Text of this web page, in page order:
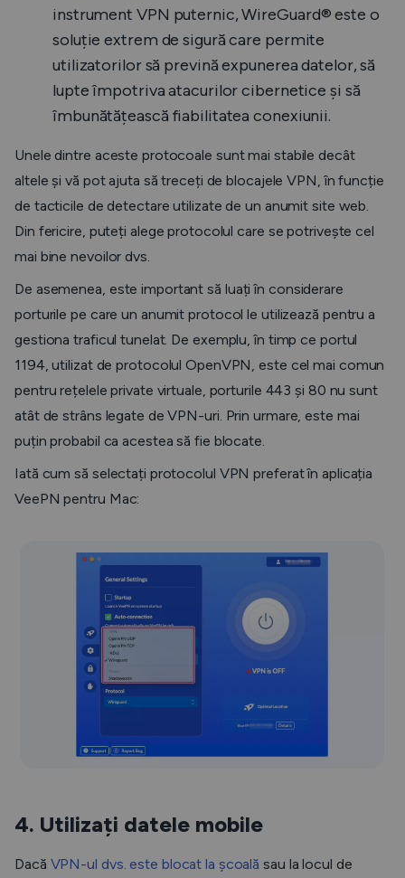
instrument VPN puternic, WireGuard® este o
soluție extrem de sigură care permite
utilizatorilor să prevină expunerea datelor, să
lupte împotriva atacurilor cibernetice și să
îmbunătățească fiabilitatea conexiunii.
Unele dintre aceste protocoale sunt mai stabile decât
altele și vă pot ajuta să treceți de blocajele VPN, în funcție
de tacticile de detectare utilizate de un anumit site web.
Din fericire, puteți alege protocolul care se potrivește cel
mai bine nevoilor dvs.
De asemenea, este important să luați în considerare
porturile pe care un anumit protocol le utilizează pentru a
gestiona traficul tunelat. De exemplu, în timp ce portul
1194, utilizat de protocolul OpenVPN, este cel mai comun
pentru rețelele private virtuale, porturile 443 și 80 nu sunt
atât de strâns legate de VPN-uri. Prin urmare, este mai
puțin probabil ca acestea să fie blocate.
Iată cum să selectați protocolul VPN preferat în aplicația
VeePN pentru Mac:
4. Utilizați datele mobile
Dacă VPN-ul dvs. este blocat la școală sau la locul de